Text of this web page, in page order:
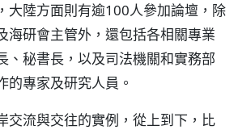
大陸方面則有逾100人參加論壇，除
海研會主管外，還包括各相關專業
、秘書長，以及司法機關和實務部
的專家及研究人員。
交流與交往的實例，從上到下，比